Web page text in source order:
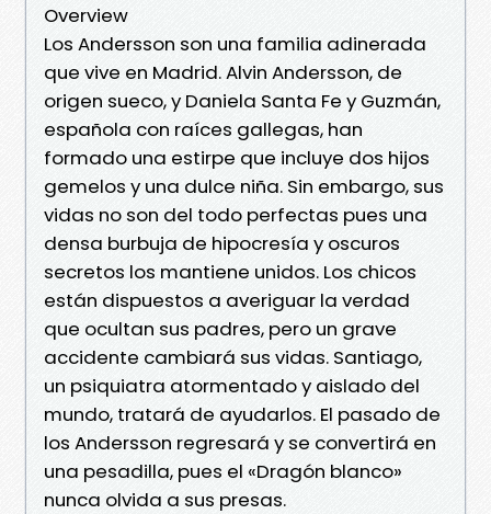
Overview
Los Andersson son una familia adinerada
que vive en Madrid. Alvin Andersson, de
origen sueco, y Daniela Santa Fe y Guzmán,
española con raíces gallegas, han
formado una estirpe que incluye dos hijos
gemelos y una dulce niña. Sin embargo, sus
vidas no son del todo perfectas pues una
densa burbuja de hipocresía y oscuros
secretos los mantiene unidos. Los chicos
están dispuestos a averiguar la verdad
que ocultan sus padres, pero un grave
accidente cambiará sus vidas. Santiago,
un psiquiatra atormentado y aislado del
mundo, tratará de ayudarlos. El pasado de
los Andersson regresará y se convertirá en
una pesadilla, pues el «Dragón blanco»
nunca olvida a sus presas.